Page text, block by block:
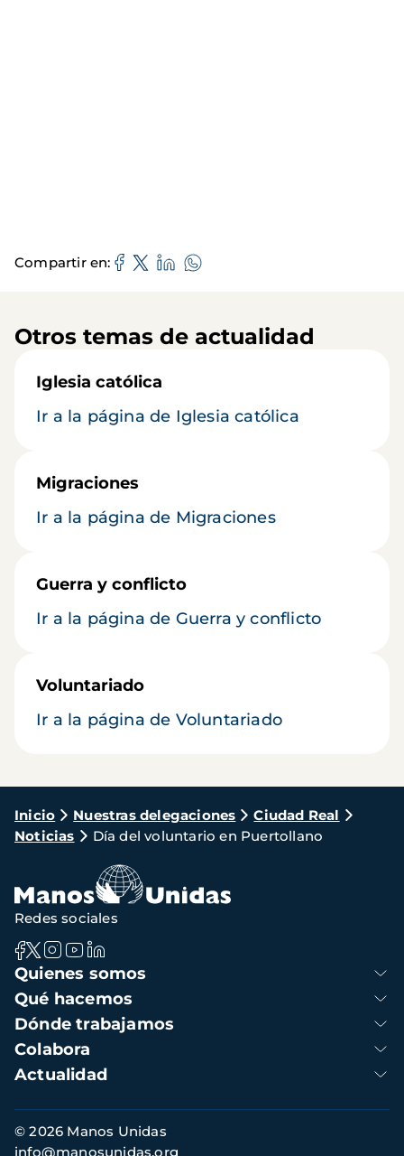
Compartir en
Otros temas de actualidad
Iglesia católica
Ir a la página de Iglesia católica
Migraciones
Ir a la página de Migraciones
Guerra y conflicto
Ir a la página de Guerra y conflicto
Voluntariado
Ir a la página de Voluntariado
Ruta
de
navegación
Inicio Nuestras delegaciones
Ciudad Real
Noticias
Día del voluntario en Puertollano
Navegación
principal
Quienes somos
Qué hacemos
Dónde trabajamos
Colabora
Actualidad
Redes sociales
Información
de
© 2026 Manos Unidas
info@manosunidas.org